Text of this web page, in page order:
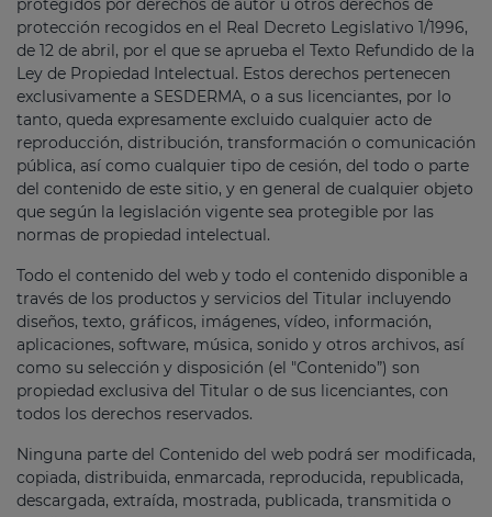
protegidos por derechos de autor u otros derechos de
protección recogidos en el Real Decreto Legislativo 1/1996,
de 12 de abril, por el que se aprueba el Texto Refundido de la
Ley de Propiedad Intelectual. Estos derechos pertenecen
exclusivamente a SESDERMA, o a sus licenciantes, por lo
tanto, queda expresamente excluido cualquier acto de
reproducción, distribución, transformación o comunicación
pública, así como cualquier tipo de cesión, del todo o parte
del contenido de este sitio, y en general de cualquier objeto
que según la legislación vigente sea protegible por las
normas de propiedad intelectual.
Todo el contenido del web y todo el contenido disponible a
través de los productos y servicios del Titular incluyendo
diseños, texto, gráficos, imágenes, vídeo, información,
aplicaciones, software, música, sonido y otros archivos, así
como su selección y disposición (el "Contenido”) son
propiedad exclusiva del Titular o de sus licenciantes, con
todos los derechos reservados.
Ninguna parte del Contenido del web podrá ser modificada,
copiada, distribuida, enmarcada, reproducida, republicada,
descargada, extraída, mostrada, publicada, transmitida o